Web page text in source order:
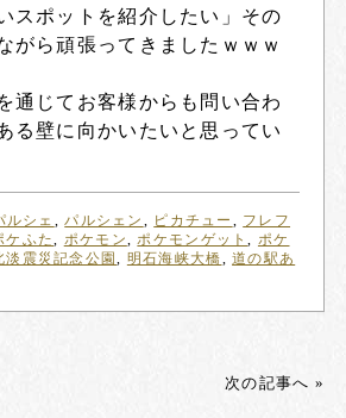
スポットを紹介したい」その
がら頑張ってきましたｗｗｗ
通じてお客様からも問い合わ
る壁に向かいたいと思ってい
ルシェ ,パルシェン , ピカチュー , フレフ
ケふた, ポケモン,ポケモンゲット, ポケ
淡震災記念公園, 明石海峡大橋,道の駅あ
次の記事へ »